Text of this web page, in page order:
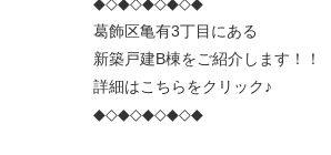
葛飾区亀有3丁目にある
新築戸建B棟をご紹介します！！
詳細はこちらをクリック♪
◆◇◆◇◆◇◆◇◆